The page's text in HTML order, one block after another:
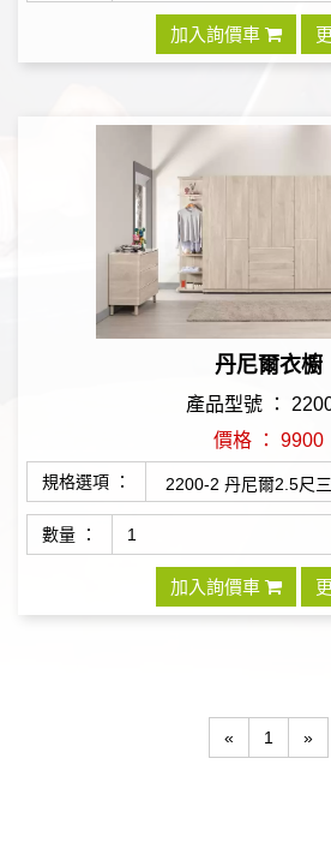
加入詢價車
丹尼爾衣櫥
產品型號 ：
價格 ： 9900
規格選項 ：
數量 ：
加入詢價車
« 1 »